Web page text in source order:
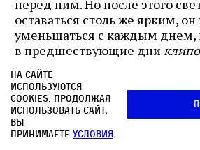
перед ним. Но после этого
оставаться столь же ярким,
уменьшаться с каждым днем,
в предшествующие дни
оттеснены и столь великого
о каком речь шла выше, уже не
А по мнению школы
На сайте
используются
cookies. Продолжая
использовать сайт,
вы
принимаете условия